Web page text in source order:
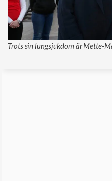
Trots sin lungsjukdom är Mette-